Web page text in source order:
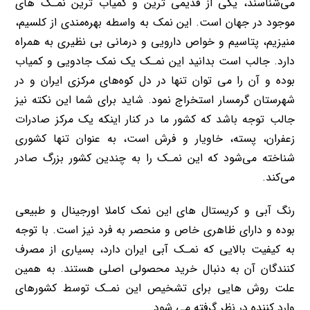
موجود در جهان است. این نمک به واسطه بهره‌مندی از کلسیم،
منیزیم، پتاسیم و خواص دارویی و درمانی بی نظیری به همراه
دارد. جالب است بدانید این نمـک یک نمک جادویی و کمیاب
بوده و آن را می توان تنها در دل کوه‌های مرکزی ایران و در
شهرستان گرمسار استخراج نمود. شاید برای شما این نکته نیز
جالب توجه باشد که کشور ما در کنار اینکه یک مرکز صادرات
زعفران، پسته، خاویار و فرش است، به عنوان تنها کشوری
شناخته می‌شود که این نمـک را به چندین کشور بزرگ صادر
می‌کند.
رنگ آبی و کریستال های این نمک کاملا اورجینال و طبیعی
بوده و دارای ظاهری خاص و منحصر به فرد نیز است. با توجه
به کیفیت بالایی که نمـک آبی ایران دارد، بسیاری از مصرف
کنندگان آن به دنبال خرید محصولی اصلی هستند. به همین
علت روش هایی برای تشخیص این نمـک توسط کشورهای